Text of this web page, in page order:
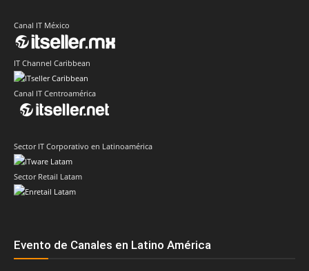
Canal IT México
IT Channel Caribbean
Canal IT Centroamérica
Sector IT Corporativo en Latinoamérica
Sector Retail Latam
Evento de Canales en Latino América